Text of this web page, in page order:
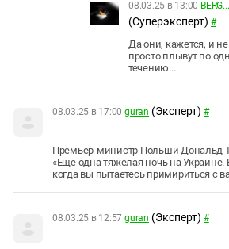
08.03.25 в 13:00
(Суперэксперт) #
Да они, кажется, и
просто плывут по
течению...
08.03.25 в 17:00 guran (Эксперт) #
Премьер-министр Польши Дональд
«Еще одна тяжелая ночь на Украине.
когда вы пытаетесь примириться с
08.03.25 в 12:57 guran (Эксперт) #